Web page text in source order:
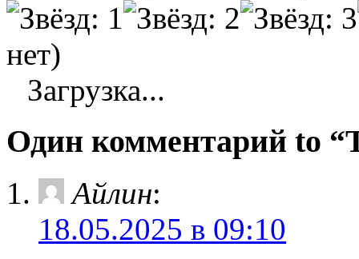
нет)
Загрузка...
Один комментарий to
Айлин:
18.05.2025 в 09:10